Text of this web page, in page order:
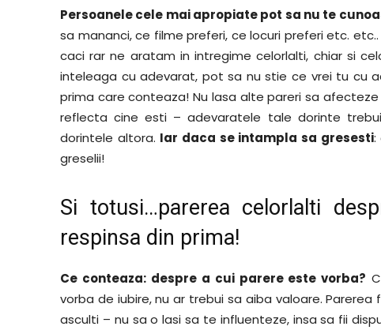
Persoanele cele mai apropiate pot sa nu te
sa mananci, ce filme preferi, ce locuri preferi etc.
caci rar ne aratam in intregime celorlalti, chiar si
inteleaga cu adevarat, pot sa nu stie ce vrei tu cu
prima care conteaza! Nu lasa alte pareri sa
reflecta cine esti – adevaratele tale dorinte
dorintele altora. Iar daca se intampla sa gresesti:
greselii!
Si totusi…parerea celorlalti
respinsa din prima!
Ce conteaza: despre a cui parere este vorba?
vorba de iubire, nu ar trebui sa aiba valoare.
asculti – nu sa o lasi sa te influenteze, insa sa fii